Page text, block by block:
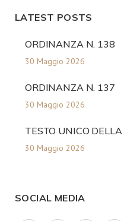
LATEST POSTS
ORDINANZA N. 138
30 Maggio 2026
ORDINANZA N. 137
30 Maggio 2026
TESTO UNICO
30 Maggio 2026
SOCIAL MEDIA